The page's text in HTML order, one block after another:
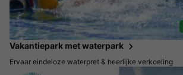
Vakantiepark met waterpark
Ervaar eindeloze waterpret & heerlijke verkoeling